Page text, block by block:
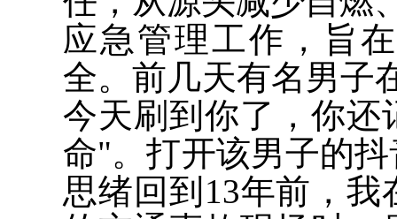
应急管理工作，旨
全。前几天有名男子
今天刷到你了，你还
命"。打开该男子的
思绪回到13年前，